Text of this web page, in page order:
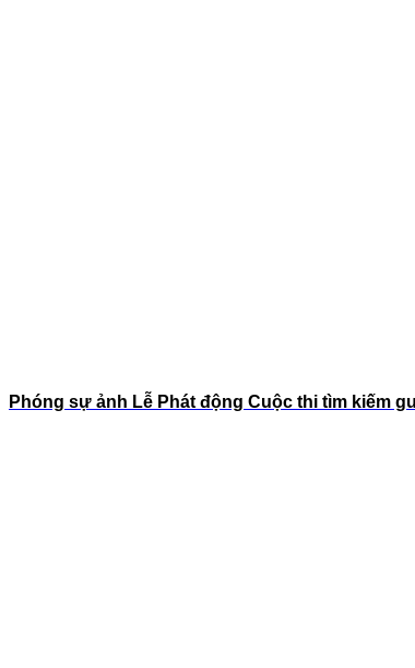
Phóng sự ảnh Lễ Phát động Cuộc thi tìm kiếm